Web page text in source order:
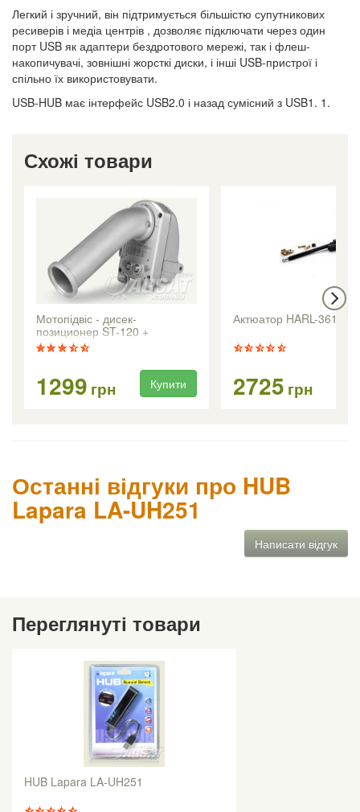
Легкий і зручний, він підтримується більшістю супутникових
ресиверів і медіа центрів , дозволяє підключати через один
порт USB як адаптери бездротового мережі, так і флеш-
накопичувачі, зовнішні жорсткі диски, і інші USB-пристрої і
спільно їх використовувати.
USB-HUB має інтерфейс USB2.0 і назад сумісний з USB1. 1.
Схожі товари
Мотопідвіс - дисек-
позиционер ST-120 +
1299 грн Купити
Актюатор HARL-3618 +
2725 грн
Останні відгуки про HUB
Lapara LA-UH251
Написати відгук
Переглянуті товари
HUB Lapara LA-UH251